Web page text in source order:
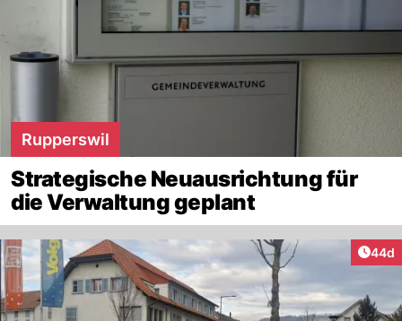
Rupperswil
Strategische Neuausrichtung für
die Verwaltung geplant
44d